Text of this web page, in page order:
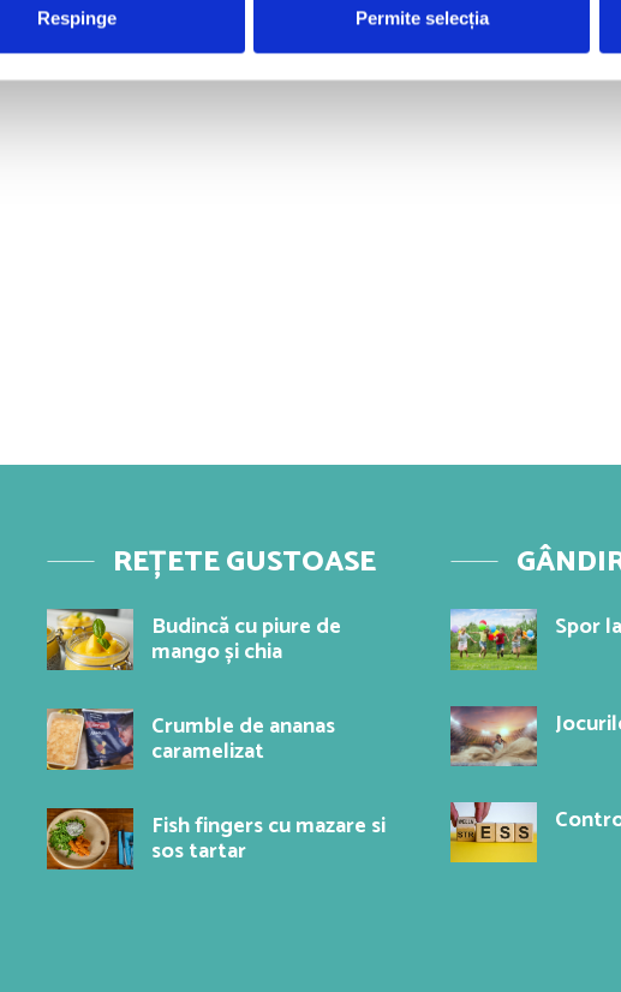
Respinge Permite selecția
REȚETE GUSTOASE
Budincă cu piure de
mango și chia
Crumble de ananas
caramelizat
Fish fingers cu mazare si
sos tartar
Spor